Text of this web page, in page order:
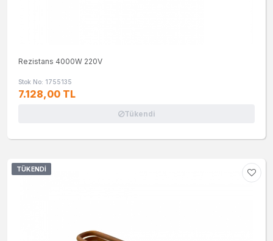
Rezistans 4000W 220V
Stok No: 1755135
7.128,00 TL
Tükendi
TÜKENDI